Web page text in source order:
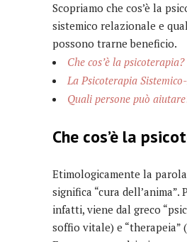
Scopriamo che cos’è la
sistemico relazionale e
possono trarne beneficio.
Che cos’è la psicoterapia?
La Psicoterapia
Quali persone può
Che cos’è la
Etimologicamente la
significa “cura dell’anima”.
infatti, viene dal greco
soffio vitale) e “therapeia”